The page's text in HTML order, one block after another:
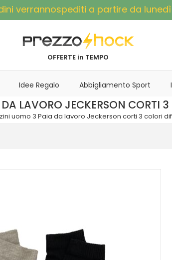
verrannospediti a partire da
OFFERTE in TEMPO
Idee Regalo Abbigliamento Sport
LAVORO JECKERSON CORTI 3
uomo 3 Paia da lavoro Jeckerson corti 3 colori